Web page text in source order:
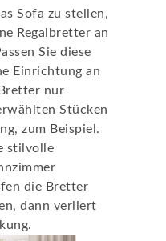
Sofa zu stellen,
Regalbretter an
Sie diese
Einrichtung an
nur
Stücken
zum Beispiel.
stilvolle
die Bretter
dann verliert